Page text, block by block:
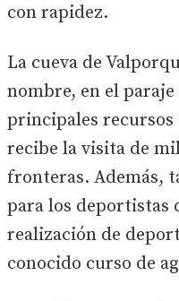
con rapidez.
La cueva de
nombre, en el paraje
principales recursos
recibe la visita de
fronteras. Además,
para los deportistas
realización de
conocido curso de